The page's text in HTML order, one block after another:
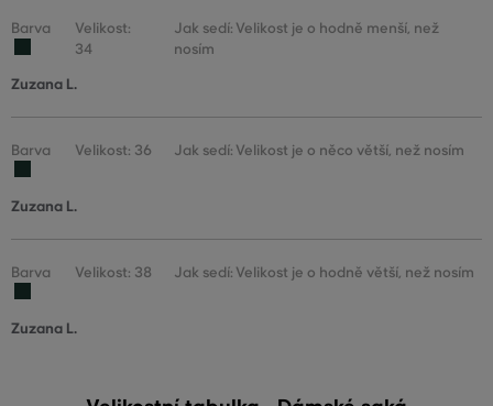
Barva
Velikost:
34
Jak sedí: Velikost je o hodně menší, než
nosím
Zuzana L.
Barva Velikost: 36 Jak sedí: Velikost je o něco větší, než nosím
Zuzana L.
Barva Velikost: 38 Jak sedí: Velikost je o hodně větší, než nosím
Zuzana L.